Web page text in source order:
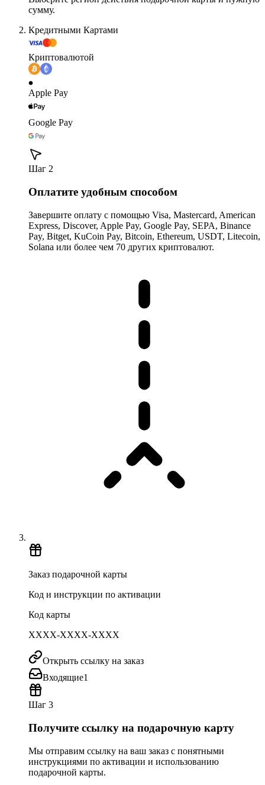
сумму.
Кредитными Картами
Криптовалютой
Apple Pay
Google Pay
Шаг 2
Оплатите удобным способом
Завершите оплату с помощью Visa, Mastercard, American
Express, Discover, Apple Pay, Google Pay, SEPA, Binance
Pay, Bitget, KuCoin Pay, Bitcoin, Ethereum, USDT, Litecoin,
Solana или более чем 70 других криптовалют.
Заказ подарочной карты
Код и инструкции по активации
Код карты
XXXX-XXXX-XXXX
Открыть ссылку на заказ
Входящие1
Шаг 3
Получите ссылку на подарочную карту
Мы отправим ссылку на ваш заказ с понятными
инструкциями по активации и использованию
подарочной карты.